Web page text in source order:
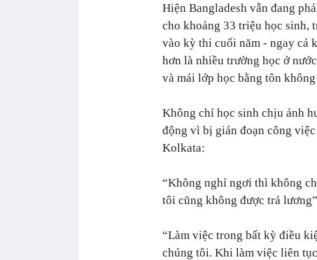
Hiện Bangladesh vẫn đang
cho khoảng 33 triệu học sinh,
vào kỳ thi cuối năm - ngay cả
hơn là nhiều trường học ở
và mái lớp học bằng tôn
Không chỉ học sinh chịu ảnh
động vì bị gián đoạn công
Kolkata:
“Không nghỉ ngơi thì không
tôi cũng không được trả
“Làm việc trong bất kỳ điều
chúng tôi. Khi làm việc liên